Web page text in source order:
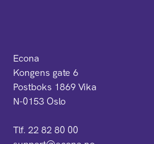
Econa
Kongens gate 6
Postboks 1869 Vika
N-0153 Oslo
Tlf. 22 82 80 00